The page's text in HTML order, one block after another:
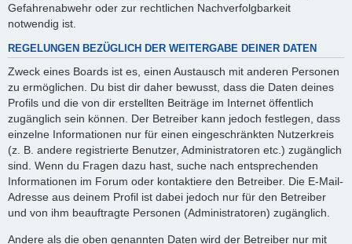
Gefahrenabwehr oder zur rechtlichen Nachverfolgbarkeit
notwendig ist.
REGELUNGEN BEZÜGLICH DER WEITERGABE DEINER DATEN
Zweck eines Boards ist es, einen Austausch mit anderen Personen
zu ermöglichen. Du bist dir daher bewusst, dass die Daten deines
Profils und die von dir erstellten Beiträge im Internet öffentlich
zugänglich sein können. Der Betreiber kann jedoch festlegen, dass
einzelne Informationen nur für einen eingeschränkten Nutzerkreis
(z. B. andere registrierte Benutzer, Administratoren etc.) zugänglich
sind. Wenn du Fragen dazu hast, suche nach entsprechenden
Informationen im Forum oder kontaktiere den Betreiber. Die E-Mail-
Adresse aus deinem Profil ist dabei jedoch nur für den Betreiber
und von ihm beauftragte Personen (Administratoren) zugänglich.
Andere als die oben genannten Daten wird der Betreiber nur mit